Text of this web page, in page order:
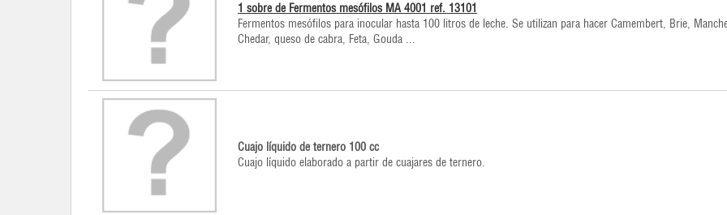
1 sobre de Fermentos mesófilos MA 4001 ref. 13101
Fermentos mesófilos para inocular hasta 100 litros de leche. Se utilizan para hacer Camembert, Brie,
Chedar, queso de cabra, Feta, Gouda ...
Cuajo líquido de ternero 100 cc
Cuajo líquido elaborado a partir de cuajares de ternero.